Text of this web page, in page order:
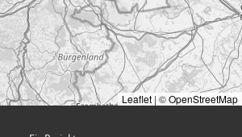
Leaflet | ©OpenStreetMap